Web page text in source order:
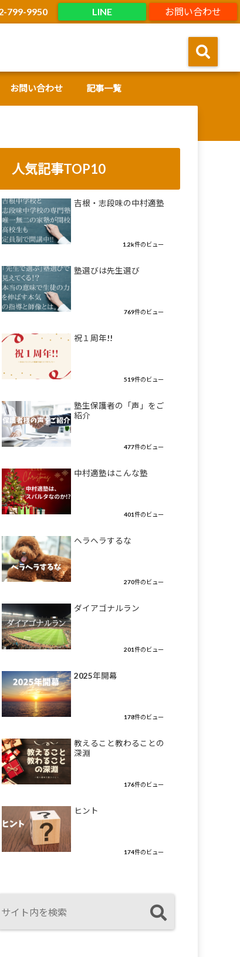
お問い合わせ
LINE
799-9950
お問い合わせ 記事一覧
人気記事TOP10
吉根・志段味の中村適塾
1.2k件のビュー
塾選びは先生選び
769件のビュー
祝１周年!!
519件のビュー
塾生保護者の「声」をご
紹介
477件のビュー
中村適塾はこんな塾
401件のビュー
ヘラヘラするな
270件のビュー
ダイアゴナルラン
201件のビュー
2025年開幕
178件のビュー
教えること教わることの
深淵
176件のビュー
ヒント
174件のビュー